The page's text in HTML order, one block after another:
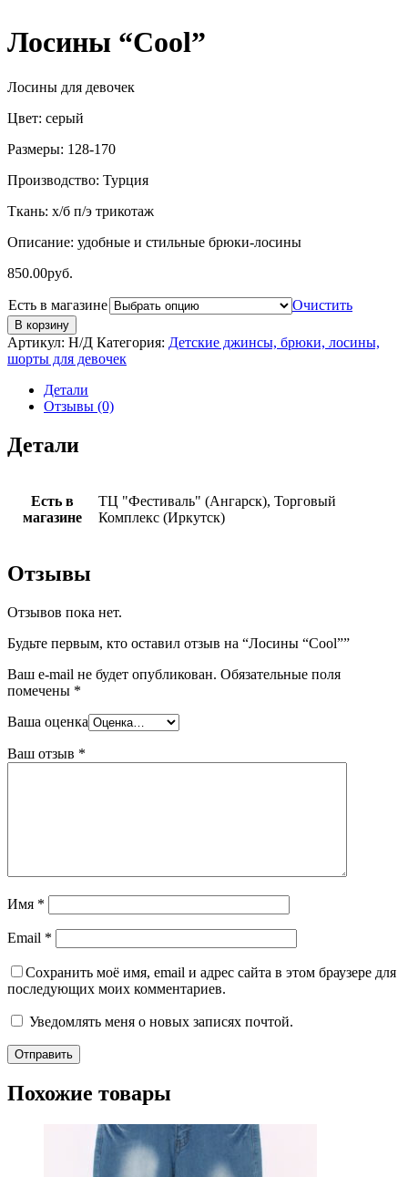
Лосины “Cool”
Лосины для девочек
Цвет: серый
Размеры: 128-170
Производство: Турция
Ткань: х/б п/э трикотаж
Описание: удобные и стильные брюки-лосины
850.00руб.
Есть в магазине Очистить
В корзину
Артикул: Н/Д Категория: Детские джинсы, брюки, лосины,
шорты для девочек
Детали
Отзывы (0)
Детали
Есть в
магазине
ТЦ "Фестиваль" (Ангарск), Торговый
Комплекс (Иркутск)
Отзывы
Отзывов пока нет.
Будьте первым, кто оставил отзыв на “Лосины “Cool””
Ваш e-mail не будет опубликован. Обязательные поля
помечены *
Ваша оценка
Ваш отзыв *
Имя *
Email *
Сохранить моё имя, email и адрес сайта в этом браузере для
последующих моих комментариев.
Уведомлять меня о новых записях почтой.
Похожие товары